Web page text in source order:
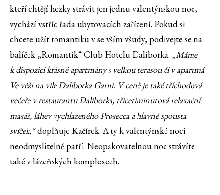
kteří chtějí hezky strávit jen jednu valentýnskou noc,
vychází vstříc řada ubytovacích zařízení. Pokud si
chcete užít romantiku v se vším všudy, podívejte se na
balíček „Romantik“ Club Hotelu Daliborka. „Máme
k dispozici krásné apartmány s velkou terasou či v apartmá
Ve věži na vile Daliborka Garni. V ceně je také tříchodová
večeře v restaurantu Daliborka, třicetiminutová relaxační
masáž, láhev vychlazeného Prosecca a hlavně spousta
svíček,“doplňuje Kačírek. A ty k valentýnské noci
neodmyslitelně patří. Neopakovatelnou noc strávíte
také v lázeňských komplexech.